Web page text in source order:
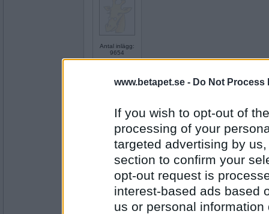
www.betapet.se - Do Not Process
If you wish to opt-out of
processing of your
targeted advertising by
section to confirm your
opt-out request is
interest-based ads based
us or personal
Antal inlägg:
9654
Antal inlägg:
10101
Raps
lovesun
Gult